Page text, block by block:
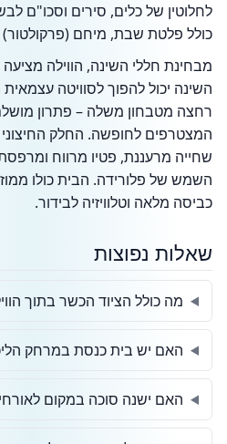
לחלוטין של כלים, סירים וסכו"ם
כולל פלטת שבת, מיחם (פרקולטור)
מבחינת חללי השינה, הווילה
השינה יכול להפוך לסוויטה
רחצה מטבחון משלה – פתרון
המצטרפים לחופשה. החלק
שחייה מרעננת, פטיו מרווח
השמש של פלורידה. הבית כולו
כביסה מלאה וטלוויזיה לבידור.
שאלות נפוצות
מה כולל הציוד הכשר בתוך
האם יש בית כנסת במרחק
האם ישנה סוכה במקום